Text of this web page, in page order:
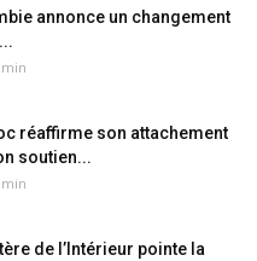
annonce un changement
min
réaffirme son attachement
soutien...
min
de l’Intérieur pointe la